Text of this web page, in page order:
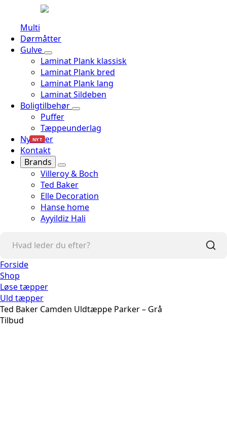
Multi
Dørmåtter
Gulve
Laminat Plank klassisk
Laminat Plank bred
Laminat Plank lang
Laminat Sildeben
Boligtilbehør
Puffer
Tæppeunderlag
Nyheder
NYT
Kontakt
Brands
Villeroy & Boch
Ted Baker
Elle Decoration
Hanse home
Ayyildiz Hali
Forside
Shop
Løse tæpper
Uld tæpper
Ted Baker Camden Uldtæppe Parker – Grå
Tilbud